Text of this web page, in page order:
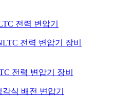
전력 변압기
전력 변압기 장비